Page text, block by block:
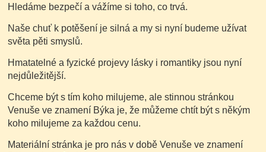
Hledáme bezpečí a vážíme si toho, co trvá.
Naše chuť k potěšení je silná a my si nyní budeme užívat
světa pěti smyslů.
Hmatatelné a fyzické projevy lásky i romantiky jsou nyní
nejdůležitější.
Chceme být s tím koho milujeme, ale stinnou stránkou
Venuše ve znamení Býka je, že můžeme chtít být s někým
koho milujeme za každou cenu.
Materiální stránka je pro nás v době Venuše ve znamení